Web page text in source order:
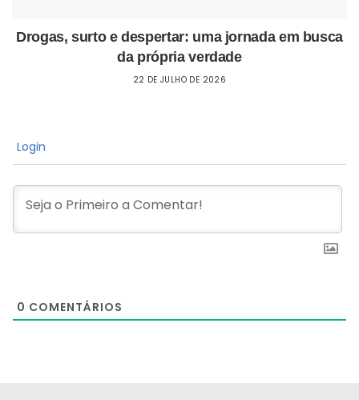
Drogas, surto e despertar: uma jornada em busca
da própria verdade
22 DE JULHO DE 2026
Login
0 COMENTÁRIOS